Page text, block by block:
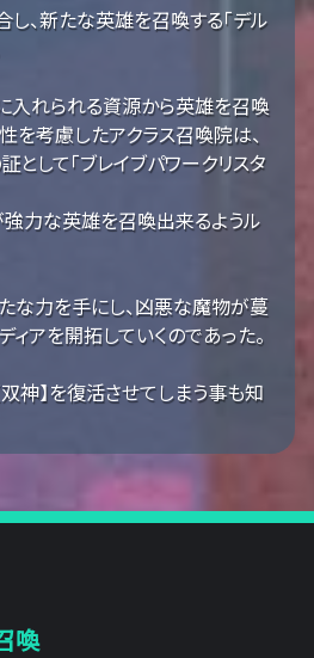
、新たな英雄を召喚する「デル
入れられる資源から英雄を召喚
を考慮したアクラス召喚院は、
して「ブレイブパワークリスタ
力な英雄を召喚出来るようル
な力を手にし、凶悪な魔物が蔓
アを開拓していくのであった。
神】を復活させてしまう事も知
喚